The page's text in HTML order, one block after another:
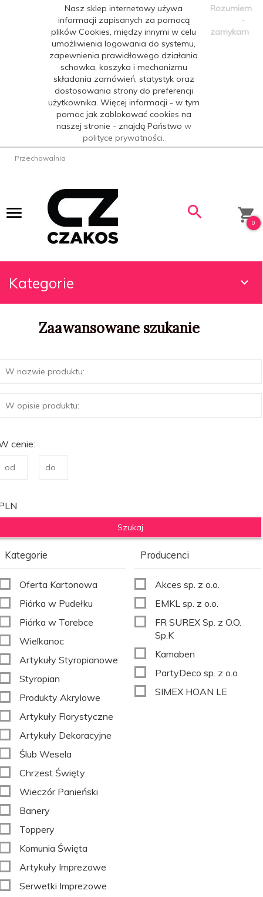
Nasz sklep internetowy używa
informacji zapisanych za pomocą
plików Cookies, między innymi w celu
umożliwienia logowania do systemu,
zapewnienia prawidłowego działania
schowka, koszyka i mechanizmu
składania zamówień, statystyk oraz
dostosowania strony do preferencji
użytkownika. Więcej informacji - w tym
pomoc jak zablokować cookies na
naszej stronie - znajdą Państwo w
polityce prywatności.
Rozumiem
-
zamykam
Przechowalnia
0
Kategorie
Zaawansowane szukanie
cenie:
Kategorie
Oferta Kartonowa
Piórka w Pudełku
Piórka w Torebce
Wielkanoc
Artykuły Styropianowe
Styropian
Produkty Akrylowe
Artykuły Florystyczne
Artykuły Dekoracyjne
Ślub Wesela
Chrzest Święty
Wieczór Panieński
Banery
Toppery
Komunia Święta
Artykuły Imprezowe
Serwetki Imprezowe
Producenci
Akces sp. z o.o.
EMKL sp. z o.o.
FR SUREX Sp. z O.O.
Sp.K
Kamaben
PartyDeco sp. z o.o
SIMEX HOAN LE